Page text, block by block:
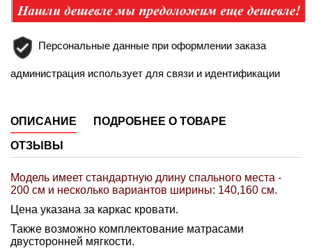
Доставка по России транспортной компанией
Персональные данные при оформлении заказа
администрация использует для связи и идентификации
ОПИСАНИЕ
ПОДРОБНЕЕ О ТОВАРЕ
ОТЗЫВЫ
Модель имеет стандартную длину спального места -
200 см и несколько вариантов ширины: 140,160 см.
Цена указана за каркас кровати.
Также возможно комплектование матрасами
двусторонней мягкости.